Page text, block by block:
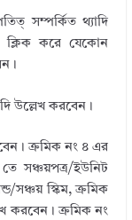
সম্পর্কিত থ্যাদি
ক্লিক করে যেকোন
উল্লেখ করবেন।
ক্রমিক নং ৪ এর
সঞ্চয়পত্র/ইউনিট
সঞ্চয় স্কিম, ক্রমিক
করবেন। ক্রমিক নং